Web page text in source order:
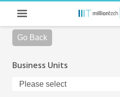
Go Back
Business Units